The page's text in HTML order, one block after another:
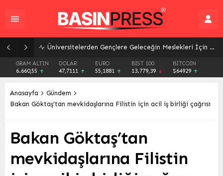
Üniversitelerden Gençlere Geleceğin Meslekleri İçin Kapsamlı Rehberlik: Bilim Kafe Buluşmaları Başladı
GRAM ALTIN
6.660,55
DOLAR
47,7111
EURO
55,1881
BIST 100
13.779,39
BITCOIN
$64929
Anasayfa
Gündem
Bakan Göktaş’tan mevkidaşlarına Filistin için acil iş birliği çağrısı
Bakan Göktaş’tan
mevkidaşlarına Filistin